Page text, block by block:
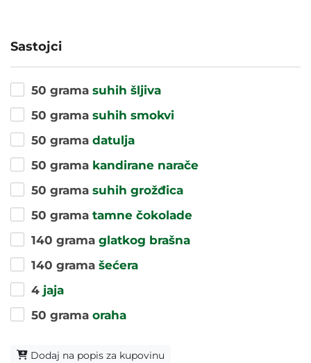
Sastojci
50 grama suhih šljiva
50 grama suhih smokvi
50 grama datulja
50 grama kandirane narače
50 grama suhih grožđica
50 grama tamne čokolade
140 grama glatkog brašna
140 grama šećera
4 jaja
50 grama oraha
Dodaj na popis za kupovinu